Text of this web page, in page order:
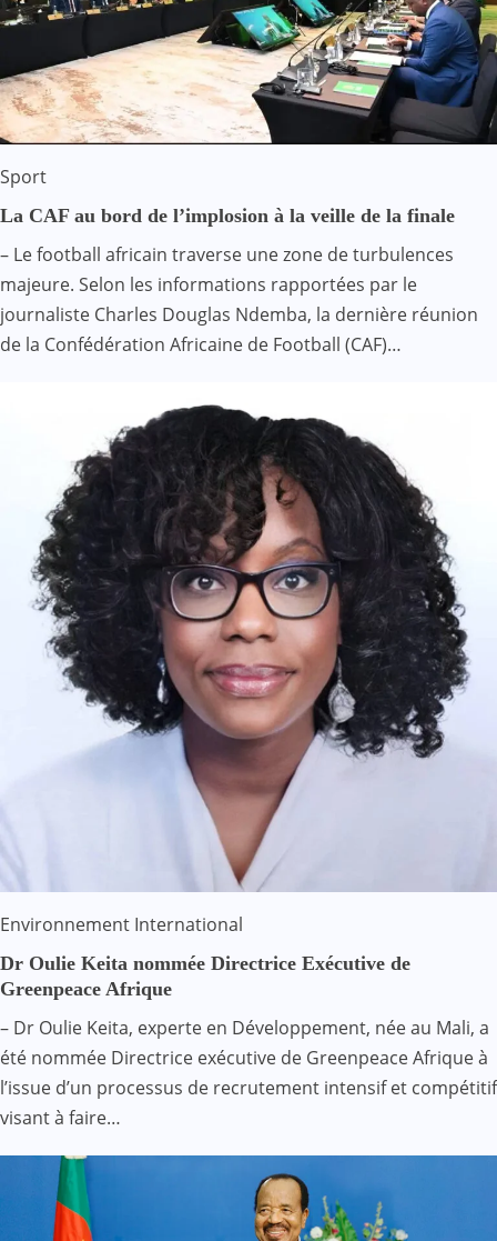
Sport
La CAF au bord de l’implosion à la veille de la finale
– Le football africain traverse une zone de turbulences
majeure. Selon les informations rapportées par le
journaliste Charles Douglas Ndemba, la dernière réunion
de la Confédération Africaine de Football (CAF)…
Environnement International
Dr Oulie Keita nommée Directrice Exécutive de
Greenpeace Afrique
– Dr Oulie Keita, experte en Développement, née au Mali, a
été nommée Directrice exécutive de Greenpeace Afrique à
l’issue d’un processus de recrutement intensif et compétitif
visant à faire…